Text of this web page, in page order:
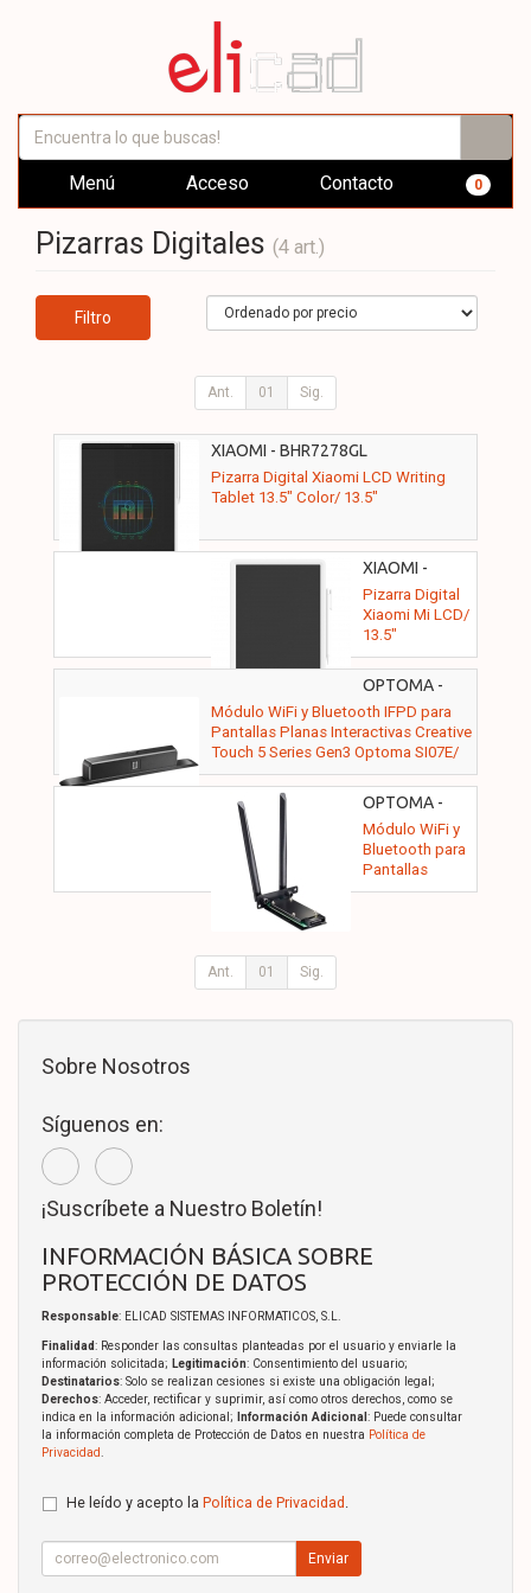
Menú Acceso Contacto 0
Pizarras Digitales (4 art.)
Filtro
Ant. 01 Sig.
XIAOMI - BHR7278GL
Pizarra Digital Xiaomi LCD Writing
Tablet 13.5" Color/ 13.5"
XIAOMI -
BHR4245GL
Pizarra Digital
Xiaomi Mi LCD/
13.5"
OPTOMA -
H1AX00000284
Módulo WiFi y Bluetooth IFPD para
Pantallas Planas Interactivas Creative
Touch 5 Series Gen3 Optoma SI07E/
10m
OPTOMA -
AZ932-HNG
Módulo WiFi y
Bluetooth para
Pantallas
Planas
Ant. 01 Sig.
Sobre Nosotros
Síguenos en:
¡Suscríbete a Nuestro Boletín!
INFORMACIÓN BÁSICA SOBRE
PROTECCIÓN DE DATOS
Responsable: ELICAD SISTEMAS INFORMATICOS, S.L.
Finalidad: Responder las consultas planteadas por el usuario y enviarle la
información solicitada; Legitimación: Consentimiento del usuario;
Destinatarios: Solo se realizan cesiones si existe una obligación legal;
Derechos: Acceder, rectificar y suprimir, así como otros derechos, como se
indica en la información adicional;
Información Adicional : Puede consultar
la información completa de Protección de Datos en nuestra Política de
Privacidad
He leído y acepto la Política de Privacidad .
Enviar